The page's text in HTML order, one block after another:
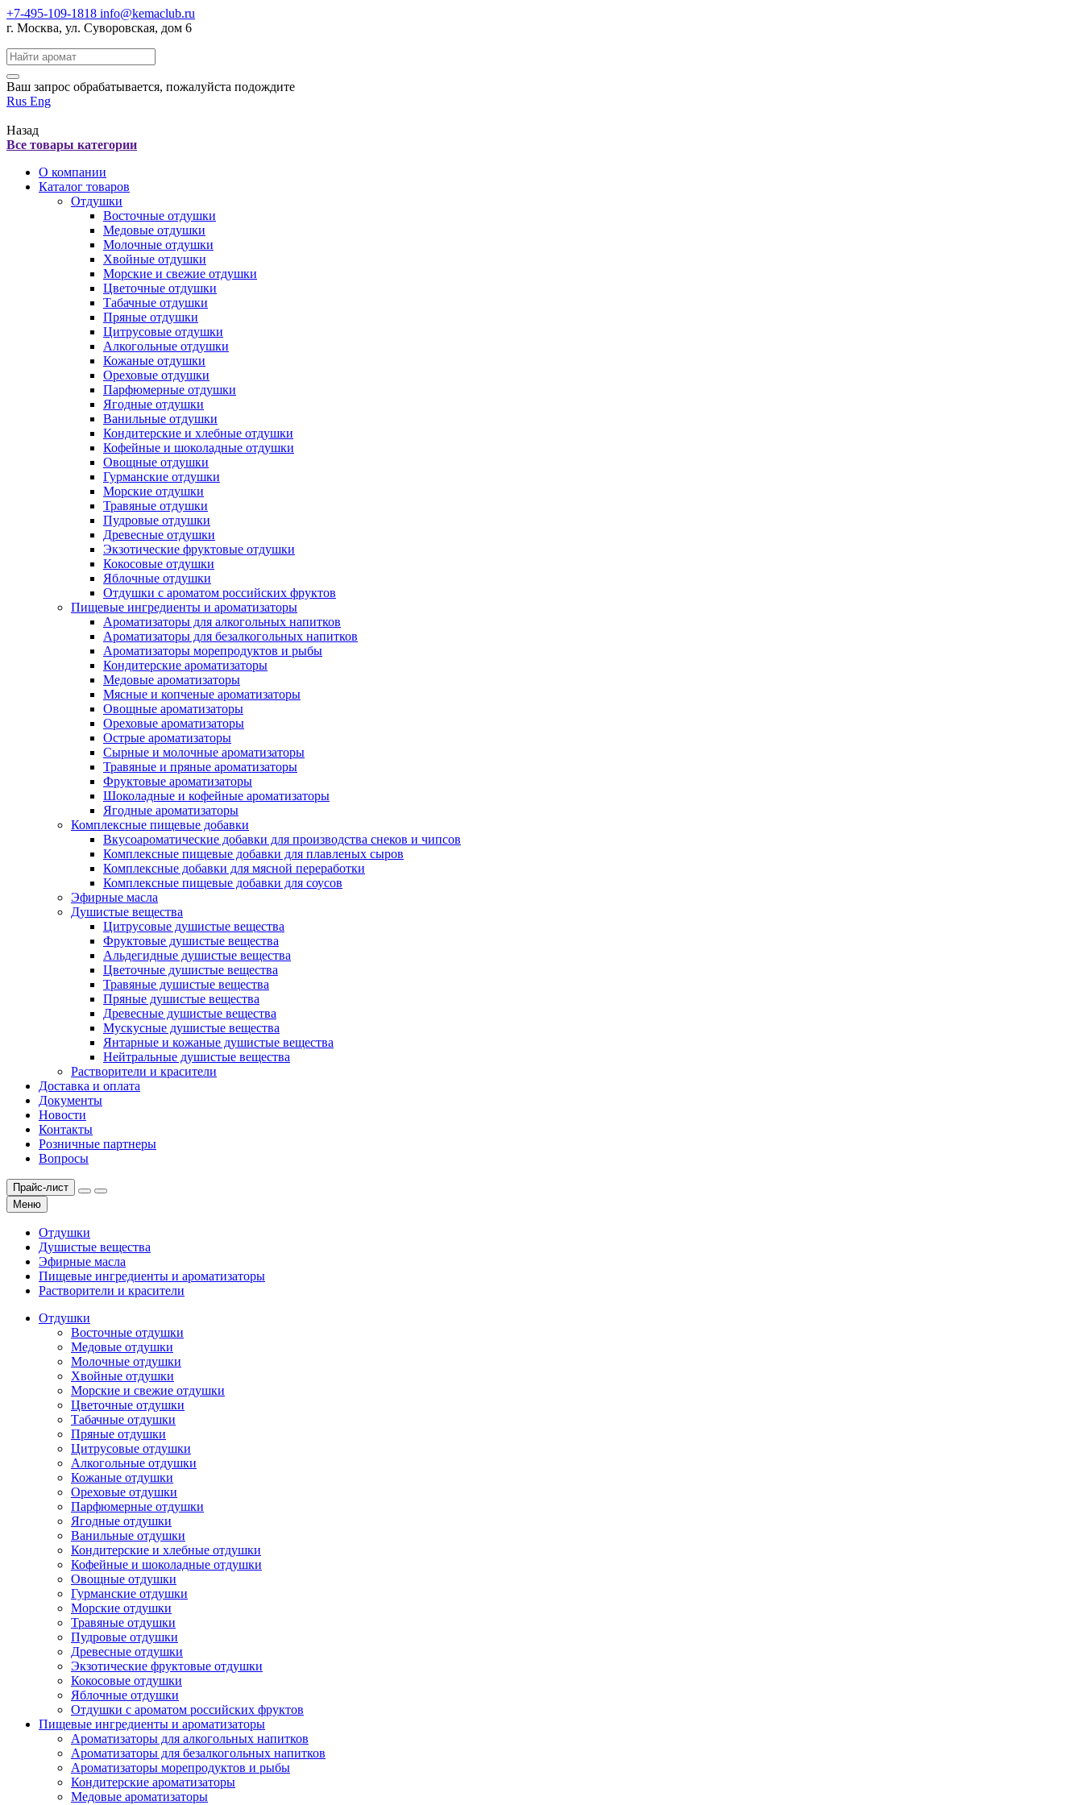
+7-495-109-1818 info@kemaclub.ru
г. Москва, ул. Суворовская, дом 6
Поиск:
Ваш запрос обрабатывается, пожалуйста подождите
Rus Eng
Назад
Все товары категории
О компании
Каталог товаров
Отдушки
Восточные отдушки
Медовые отдушки
Молочные отдушки
Хвойные отдушки
Морские и свежие отдушки
Цветочные отдушки
Табачные отдушки
Пряные отдушки
Цитрусовые отдушки
Алкогольные отдушки
Кожаные отдушки
Ореховые отдушки
Парфюмерные отдушки
Ягодные отдушки
Ванильные отдушки
Кондитерские и хлебные отдушки
Кофейные и шоколадные отдушки
Овощные отдушки
Гурманские отдушки
Морские отдушки
Травяные отдушки
Пудровые отдушки
Древесные отдушки
Экзотические фруктовые отдушки
Кокосовые отдушки
Яблочные отдушки
Отдушки с ароматом российских фруктов
Пищевые ингредиенты и ароматизаторы
Ароматизаторы для алкогольных напитков
Ароматизаторы для безалкогольных напитков
Ароматизаторы морепродуктов и рыбы
Кондитерские ароматизаторы
Медовые ароматизаторы
Мясные и копченые ароматизаторы
Овощные ароматизаторы
Ореховые ароматизаторы
Острые ароматизаторы
Сырные и молочные ароматизаторы
Травяные и пряные ароматизаторы
Фруктовые ароматизаторы
Шоколадные и кофейные ароматизаторы
Ягодные ароматизаторы
Комплексные пищевые добавки
Вкусоароматические добавки для производства снеков и чипсов
Комплексные пищевые добавки для плавленых сыров
Комплексные добавки для мясной переработки
Комплексные пищевые добавки для соусов
Эфирные масла
Душистые вещества
Цитрусовые душистые вещества
Фруктовые душистые вещества
Альдегидные душистые вещества
Цветочные душистые вещества
Травяные душистые вещества
Пряные душистые вещества
Древесные душистые вещества
Мускусные душистые вещества
Янтарные и кожаные душистые вещества
Нейтральные душистые вещества
Растворители и красители
Доставка и оплата
Документы
Новости
Контакты
Розничные партнеры
Вопросы
Прайс-лист
Меню
Отдушки
Душистые вещества
Эфирные масла
Пищевые ингредиенты и ароматизаторы
Растворители и красители
Отдушки
Восточные отдушки
Медовые отдушки
Молочные отдушки
Хвойные отдушки
Морские и свежие отдушки
Цветочные отдушки
Табачные отдушки
Пряные отдушки
Цитрусовые отдушки
Алкогольные отдушки
Кожаные отдушки
Ореховые отдушки
Парфюмерные отдушки
Ягодные отдушки
Ванильные отдушки
Кондитерские и хлебные отдушки
Кофейные и шоколадные отдушки
Овощные отдушки
Гурманские отдушки
Морские отдушки
Травяные отдушки
Пудровые отдушки
Древесные отдушки
Экзотические фруктовые отдушки
Кокосовые отдушки
Яблочные отдушки
Отдушки с ароматом российских фруктов
Пищевые ингредиенты и ароматизаторы
Ароматизаторы для алкогольных напитков
Ароматизаторы для безалкогольных напитков
Ароматизаторы морепродуктов и рыбы
Кондитерские ароматизаторы
Медовые ароматизаторы